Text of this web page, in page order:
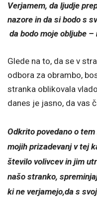
Verjamem, da ljudje
nazore in da si bodo s
da bodo moje obljube
Glede na to, da se v
odbora za obrambo,
stranka oblikovala
danes je jasno, da vas
Odkrito povedano o
mojih prizadevanj v tej
število volivcev in jim
našo stranko,
ki ne verjamejo,da s